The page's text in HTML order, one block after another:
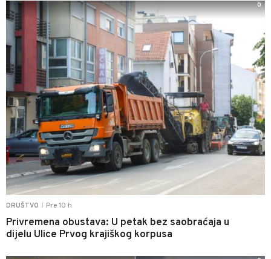
DRUŠTVO Pre 10 h
Privremena obustava: U petak bez saobraćaja u
dijelu Ulice Prvog krajiškog korpusa
0